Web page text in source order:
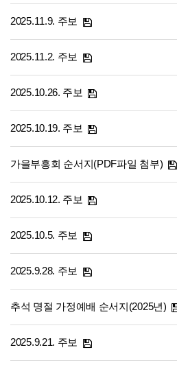
2025.11.9. 주보
2025.11.2. 주보
2025.10.26. 주보
2025.10.19. 주보
가을부흥회 순서지(PDF파일 첨부)
2025.10.12. 주보
2025.10.5. 주보
2025.9.28. 주보
추석 명절 가정예배 순서지(2025년)
2025.9.21. 주보